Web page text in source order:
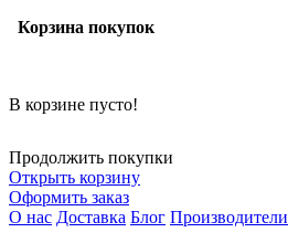
Корзина покупок
В корзине пусто!
Продолжить покупки
Открыть корзину
Оформить заказ
О нас Доставка Блог Производители